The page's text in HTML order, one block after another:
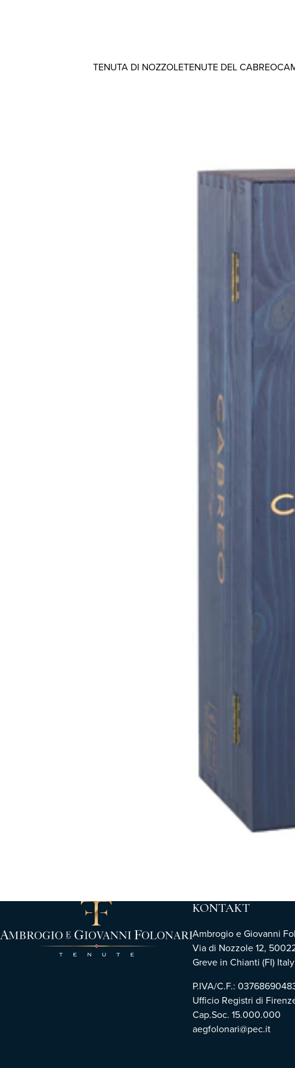
TENUTA DI NOZZOLETENUTE DEL CABREO
KONTAKT
Ambrogio e Giovanni
Via di Nozzole 12,
Greve in Chianti (FI) Italy
P.IVA/C.F.:
Ufficio Registri di
Cap.Soc. 15.000.000
aegfolonari@pec.it